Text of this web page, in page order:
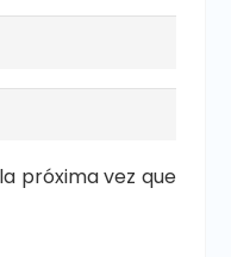
próxima vez que